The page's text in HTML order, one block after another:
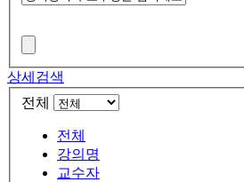
상세검색
전체
전체
강의명
교수자